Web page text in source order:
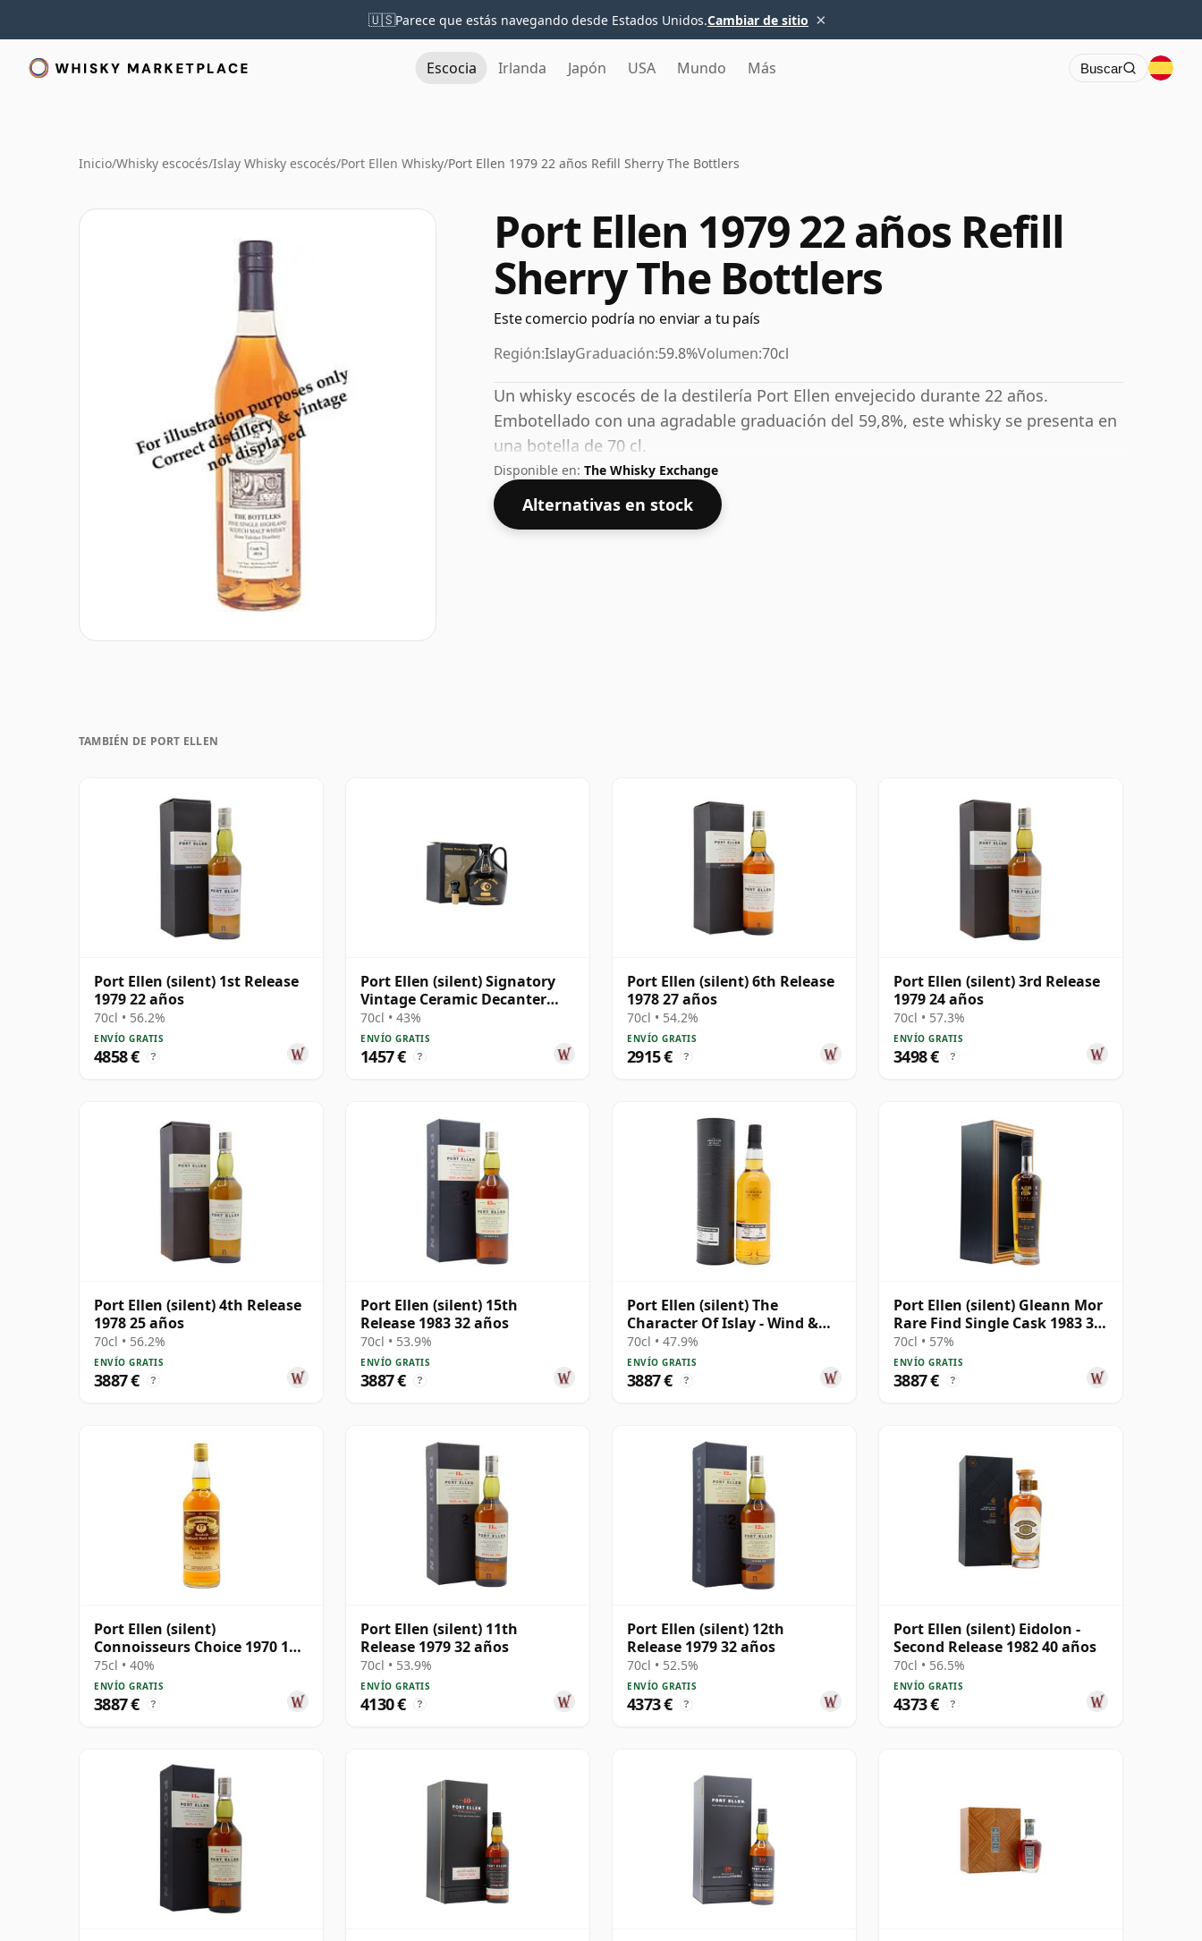
🇺🇸Parece que estás navegando desde Estados Unidos.Cambiar de sitio ×
Escocia Irlanda Japón USA Mundo Más Buscar
Inicio/Whisky escocés/Islay Whisky escocés/Port Ellen Whisky/Port Ellen 1979 22 años Refill Sherry The Bottlers
Port Ellen 1979 22 años Refill
Sherry The Bottlers
Este comercio podría no enviar a tu país
Región:IslayGraduación:59.8%Volumen:70cl
Un whisky escocés de la destilería Port Ellen envejecido durante 22 años.
Embotellado con una agradable graduación del 59,8%, este whisky se presenta en
una botella de 70 cl.
Disponible en: The Whisky Exchange
Alternativas en stock
TAMBIÉN DE PORT ELLEN
Port Ellen (silent) 1st Release
1979 22 años
70cl • 56.2%
ENVÍO GRATIS
4858 € ?
Port Ellen (silent) Signatory
Vintage Ceramic Decanter
Islay Single Ma 13 años
70cl • 43%
ENVÍO GRATIS
1457 € ?
Port Ellen (silent) 6th Release
1978 27 años
70cl • 54.2%
ENVÍO GRATIS
2915 € ?
Port Ellen (silent) 3rd Release
1979 24 años
70cl • 57.3%
ENVÍO GRATIS
3498 € ?
Port Ellen (silent) 4th Release
1978 25 años
70cl • 56.2%
ENVÍO GRATIS
3887 € ?
Port Ellen (silent) 15th
Release 1983 32 años
70cl • 53.9%
ENVÍO GRATIS
3887 € ?
Port Ellen (silent) The
Character Of Islay - Wind &
Wave Single Cask # 1983 35
años
70cl • 47.9%
ENVÍO GRATIS
3887 € ?
Port Ellen (silent) Gleann Mor
Rare Find Single Cask 1983 33
años
70cl • 57%
ENVÍO GRATIS
3887 € ?
Port Ellen (silent)
Connoisseurs Choice 1970 17
años
75cl • 40%
ENVÍO GRATIS
3887 € ?
Port Ellen (silent) 11th
Release 1979 32 años
70cl • 53.9%
ENVÍO GRATIS
4130 € ?
Port Ellen (silent) 12th
Release 1979 32 años
70cl • 52.5%
ENVÍO GRATIS
4373 € ?
Port Ellen (silent) Eidolon -
Second Release 1982 40 años
70cl • 56.5%
ENVÍO GRATIS
4373 € ?